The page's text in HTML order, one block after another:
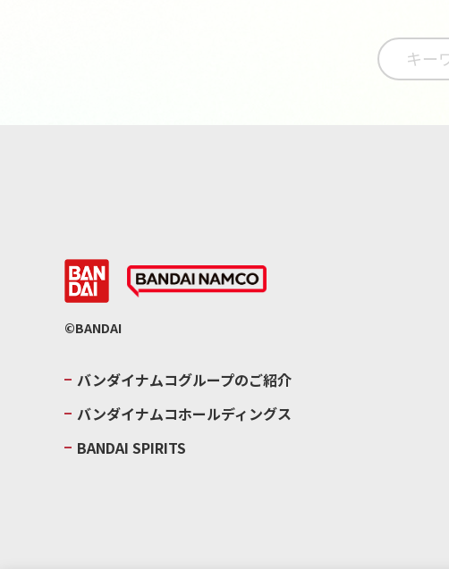
©BANDAI
バンダイナムコグループのご紹介
バンダイナムコホールディングス
BANDAI SPIRITS